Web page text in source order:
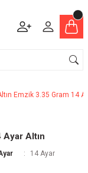
Emzik 3.35 Gram 14
Altın
14 Ayar